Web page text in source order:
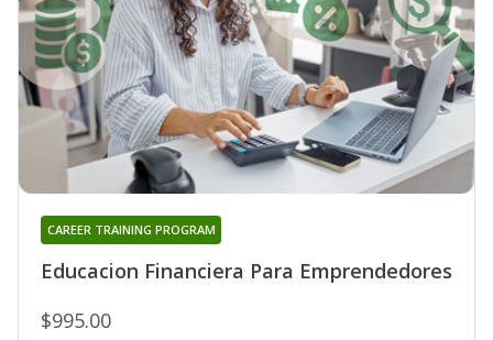
Educacion Financiera Para Emprendedores
CAREER TRAINING PROGRAM
$995.00